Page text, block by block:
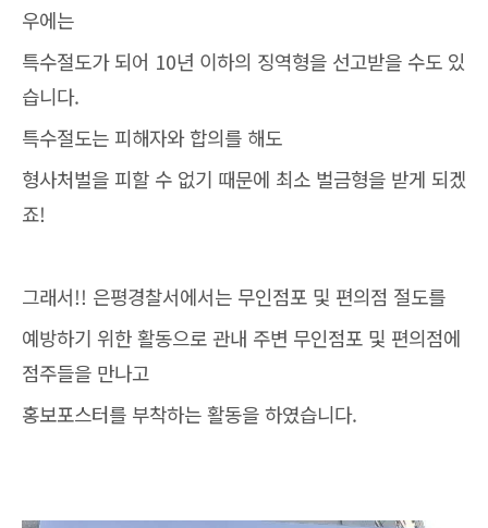
우에는
특수절도가 되어 10년 이하의 징역형을 선고받을 수도 있
습니다.
특수절도는 피해자와 합의를 해도
형사처벌을 피할 수 없기 때문에 최소 벌금형을 받게 되겠
죠!
그래서!! 은평경찰서에서는 무인점포 및 편의점 절도를
예방하기 위한 활동으로 관내 주변 무인점포 및 편의점에
점주들을 만나고
홍보포스터를 부착하는 활동을 하였습니다.